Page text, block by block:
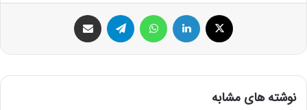
ایکس لینکداین تلگرام
نوشته های مشابه